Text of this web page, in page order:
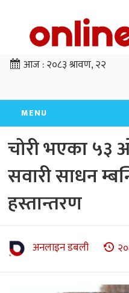
आज :२०८३ श्रावण, २२
MENU
चोरी भएका ५३
सवारी साधन
हस्तान्तरण
अनलाइन डबली